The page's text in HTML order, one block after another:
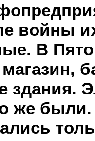
войны
В
здания.
же